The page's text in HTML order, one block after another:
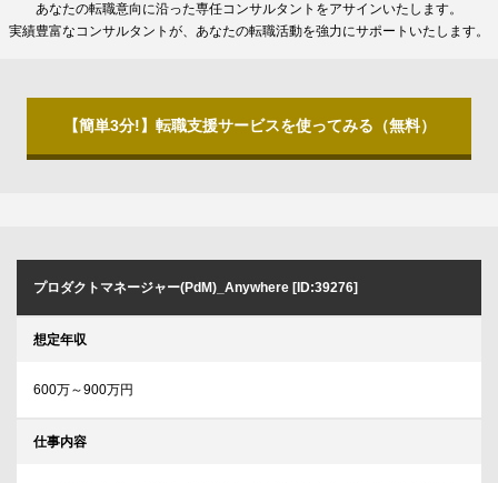
あなたの転職意向に沿った専任コンサルタントをアサインいたします。
実績豊富なコンサルタントが、あなたの転職活動を強力にサポートいたします。
【簡単3分!】転職支援サービスを使ってみる（無料）
プロダクトマネージャー(PdM)_Anywhere [ID:39276]
想定年収
600万～900万円
仕事内容